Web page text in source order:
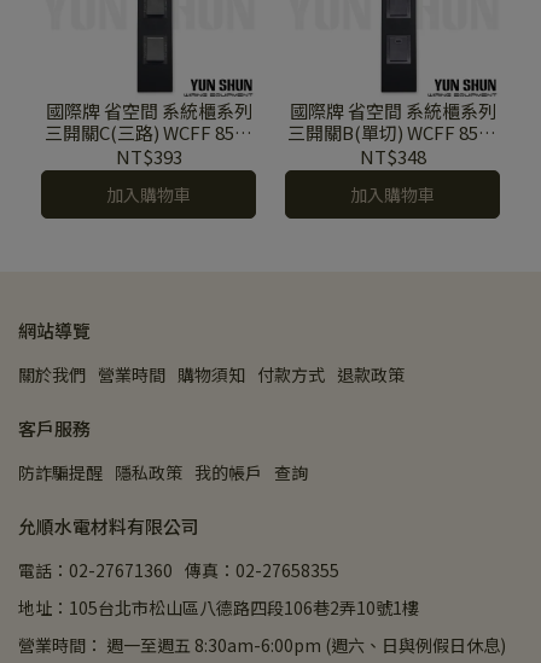
國際牌 省空間 系統櫃系列
三開關C(三路) WCFF 8503
B+WNF 5002 H (霧黑色蓋
板+灰色元件)
NT$393
加入購物車
國際牌 省空間 系統櫃系列
三開關B(單切) WCFF 8503
B+WNF 5001 H (霧黑色蓋
板+灰色元件)
NT$348
加入購物車
網站導覽
關於我們 營業時間 購物須知 付款方式 退款政策
客戶服務
防詐騙提醒 隱私政策 我的帳戶 查詢
允順水電材料有限公司
電話：02-27671360 傳真：02-27658355
地址：105台北市松山區八德路四段106巷2弄10號1樓
營業時間： 週一至週五 8:30am-6:00pm (週六、日與例假日休息)